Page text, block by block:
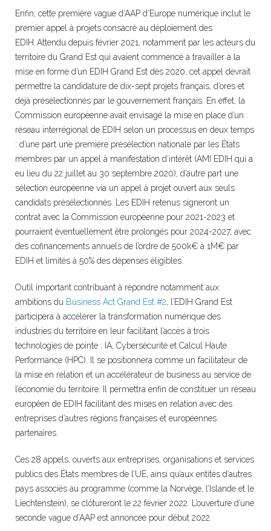
Enfin, cette première vague d’AAP d’Europe numérique inclut le
premier appel à projets consacré au déploiement des
EDIH. Attendu depuis février 2021, notamment par les acteurs du
territoire du Grand Est qui avaient commencé à travailler à la
mise en forme d’un EDIH Grand Est dès 2020, cet appel devrait
permettre la candidature de dix-sept projets français, d’ores et
déjà présélectionnés par le gouvernement français. En effet, la
Commission européenne avait envisagé la mise en place d’un
réseau interrégional de EDIH selon un processus en deux temps
: d’une part une première présélection nationale par les États
membres par un appel à manifestation d’intérêt (AMI EDIH qui a
eu lieu du 22 juillet au 30 septembre 2020), d’autre part une
sélection européenne via un appel à projet ouvert aux seuls
candidats présélectionnés. Les EDIH retenus signeront un
contrat avec la Commission européenne pour 2021-2023 et
pourraient éventuellement être prolongés pour 2024-2027, avec
des cofinancements annuels de l’ordre de 500k€ à 1M€ par
EDIH et limités à 50% des dépenses éligibles.
Outil important contribuant à répondre notamment aux
ambitions du Business Act Grand Est #2, l’EDIH Grand Est
participera à accélérer la transformation numérique des
industries du territoire en leur facilitant l’accès à trois
technologies de pointe : IA, Cybersécurité et Calcul Haute
Performance (HPC). Il se positionnera comme un facilitateur de
la mise en relation et un accélérateur de business au service de
l’économie du territoire. Il permettra enfin de constituer un réseau
européen de EDIH facilitant des mises en relation avec des
entreprises d’autres régions françaises et européennes
partenaires.
Ces 28 appels, ouverts aux entreprises, organisations et services
publics des États membres de l’UE, ainsi qu’aux entités d’autres
pays associés au programme (comme la Norvège, l’Islande et le
Liechtenstein), se clôtureront le 22 février 2022. L’ouverture d’une
seconde vague d’AAP est annoncée pour début 2022.